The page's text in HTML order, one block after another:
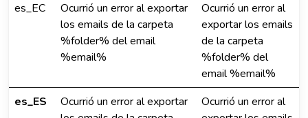
es_EC
Ocurrió un error al exportar
los emails de la carpeta
%folder% del email
%email%
Ocurrió un error al
exportar los emails
de la carpeta
%folder% del
email %email%
es_ES
Ocurrió un error al exportar
Ocurrió un error al